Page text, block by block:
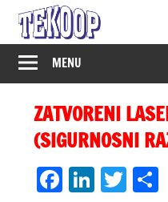
Skip
content
MENU
ZATVORENI
(SIGURNOSNI
Facebook